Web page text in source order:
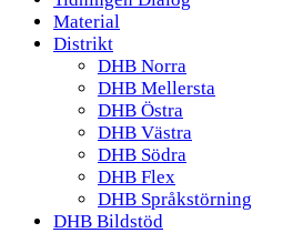
Material
Distrikt
DHB Norra
DHB Mellersta
DHB Östra
DHB Västra
DHB Södra
DHB Flex
DHB Språkstörning
DHB Bildstöd